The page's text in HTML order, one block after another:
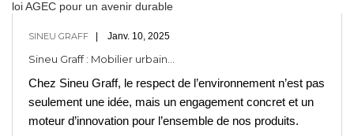
Janv. 10, 2025
SINEU GRAFF
Sineu Graff : Mobilier urbain...
Chez Sineu Graff, le respect de l’environnement n’est pas
seulement une idée, mais un engagement concret et un
moteur d’innovation pour l’ensemble de nos produits.